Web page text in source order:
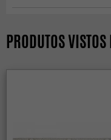
Tapetes 80 x 150 cm
PRODUTOS